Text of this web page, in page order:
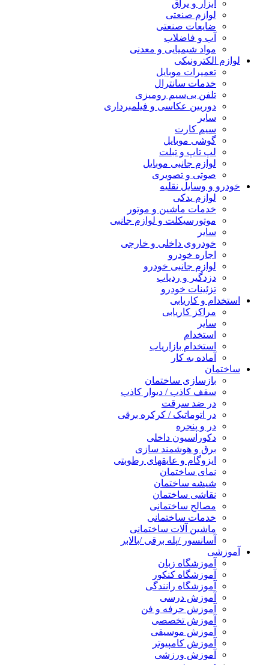
ابزار و یراق
لوازم صنعتی
ضایعات صنعتی
آب و فاضلاب
مواد شیمیایی و معدنی
لوازم الکترونیکی
تعمیرات موبایل
خدمات سانترال
تلفن بی‌سیم رومیزی
دوربین عکاسی و فیلمبرداری
سایر
سیم کارت
گوشی موبایل
لپ تاپ و تبلت
لوازم جانبی موبایل
صوتی و تصویری
خودرو و وسایل نقلیه
لوازم یدکی
خدمات ماشین و موتور
موتورسیکلت و لوازم جانبی
سایر
خودروی داخلی و خارجی
اجاره خودرو
لوازم جانبی خودرو
دزدگیر و ردیاب
تزئینات خودرو
استخدام و کاریابی
مراکز کاریابی
سایر
استخدام
استخدام بازاریاب
آماده به کار
ساختمان
بازسازی ساختمان
سقف کاذب / دیوار کاذب
در ضد سرقت
در اتوماتیک / کرکره برقی
در و پنجره
دکوراسیون داخلی
برق و هوشمند سازی
ایزوگام و عایقهای رطوبتی
نمای ساختمان
شیشه ساختمان
نقاشی ساختمان
مصالح ساختمانی
خدمات ساختمانی
ماشین آلات ساختمانی
آسانسور /پله برقی /بالابر
آموزشی
آموزشگاه زبان
آموزشگاه کنکور
آموزشگاه رانندگی
آموزش درسی
آموزش حرفه و فن
آموزش تخصصی
آموزش موسیقی
آموزش کامپیوتر
آموزش ورزشی